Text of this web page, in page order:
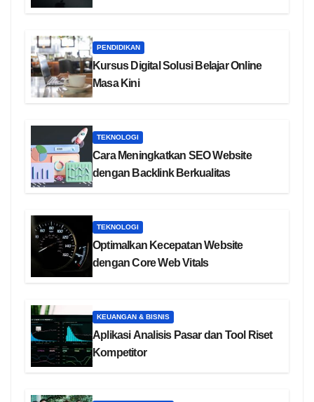
PENDIDIKAN
Kursus Digital Solusi Belajar Online
Masa Kini
TEKNOLOGI
Cara Meningkatkan SEO Website
dengan Backlink Berkualitas
TEKNOLOGI
Optimalkan Kecepatan Website
dengan Core Web Vitals
KEUANGAN & BISNIS
Aplikasi Analisis Pasar dan Tool Riset
Kompetitor